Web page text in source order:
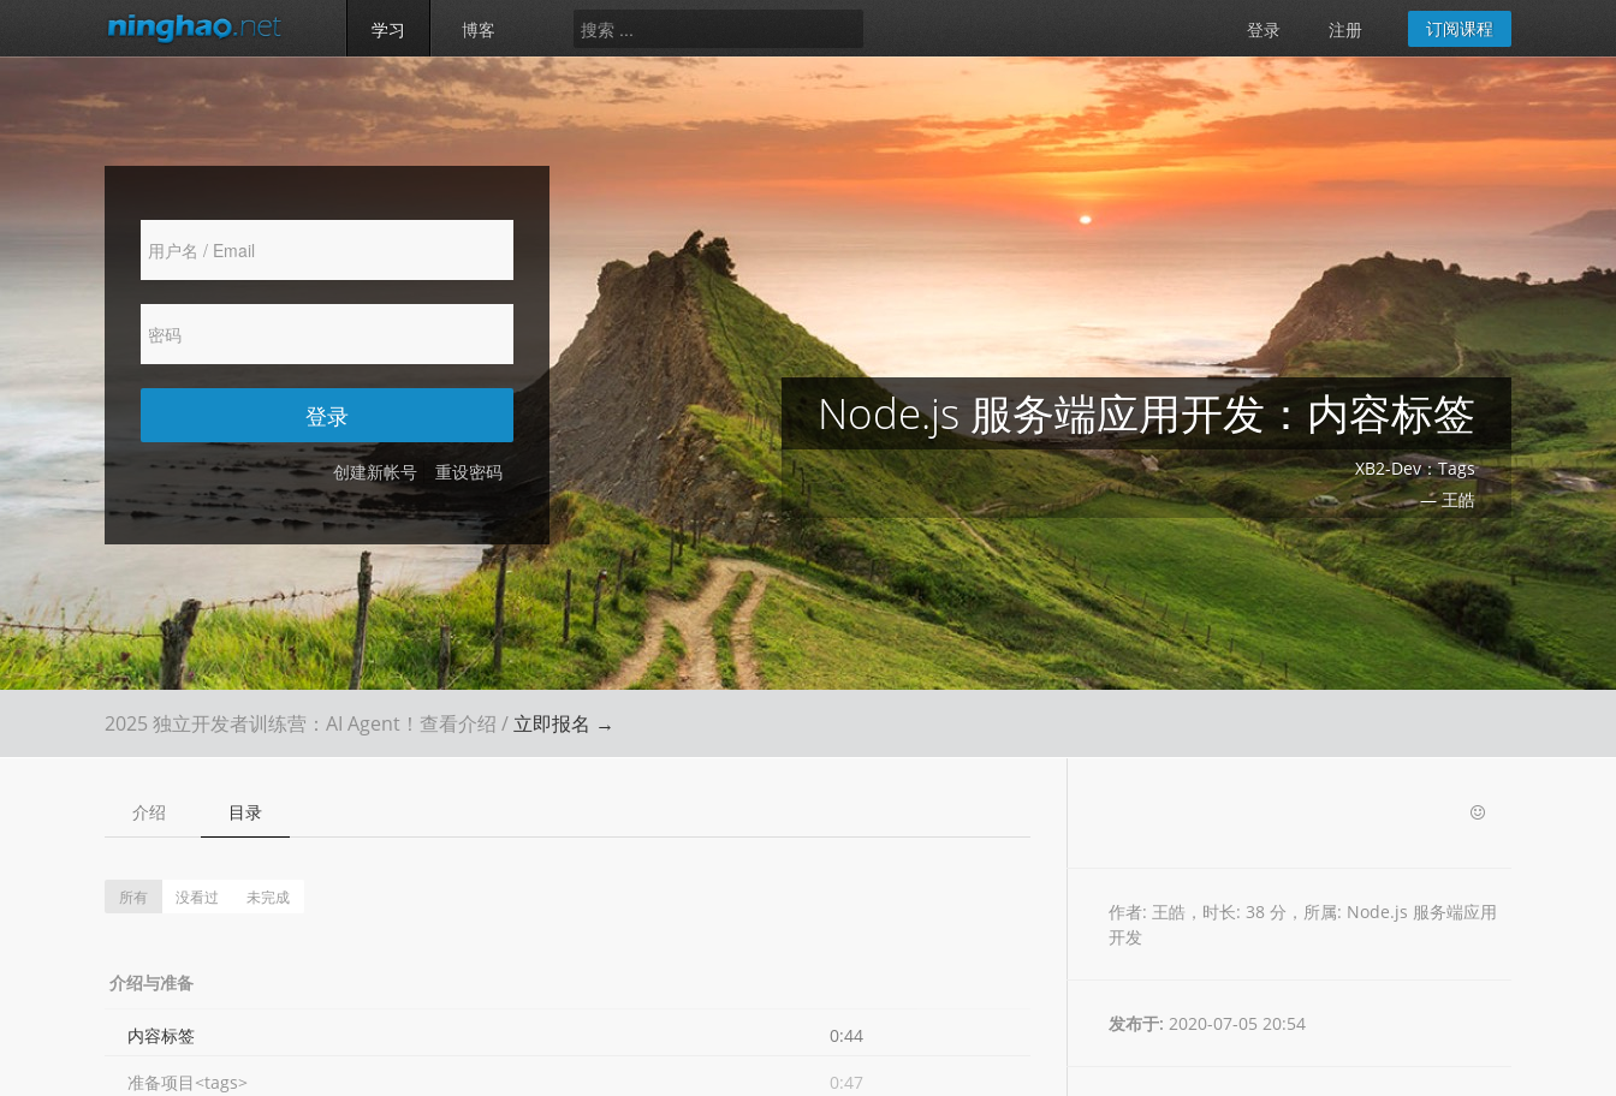
学习 博客 登录 注册 订阅课程
创建新帐号 重设密码
登录 Node.js 服务端应用开发：内容标签
XB2-Dev：Tags
— 王皓
2025 独立开发者训练营：AI Agent！ 查看介绍 / 立即报名 →
介绍 目录
所有 没看过 未完成
介绍与准备
内容标签 0:44
准备项目<tags> 0:47
作者: 王皓，时长: 38 分，所属: Node.js 服务端应用
开发
发布于: 2020-07-05 20:54